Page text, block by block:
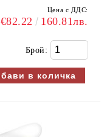
Цена с ДДС:
€82.22 160.81лв.
Брой: